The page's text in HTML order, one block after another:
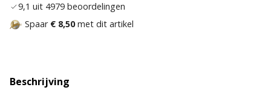
9,1 uit 4979 beoordelingen
Spaar € 8,50met dit artikel
Beschrijving